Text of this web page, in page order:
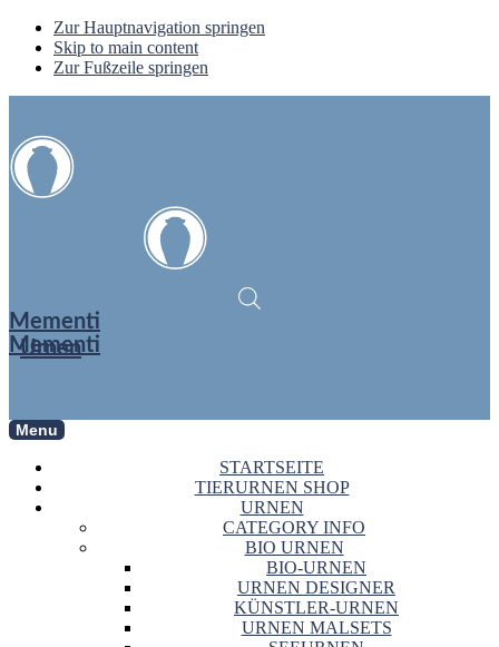
Zur Hauptnavigation springen
Skip to main content
Zur Fußzeile springen
Mementi
Urnen
Mementi
Menu
STARTSEITE
TIERURNEN SHOP
URNEN
CATEGORY INFO
BIO URNEN
BIO-URNEN
URNEN DESIGNER
KÜNSTLER-URNEN
URNEN MALSETS